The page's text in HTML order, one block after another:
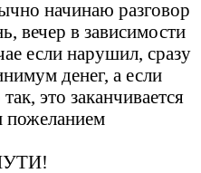
начинаю разговор
вечер в зависимости
если нарушил, сразу
денег, а если
это заканчивается
пожеланием